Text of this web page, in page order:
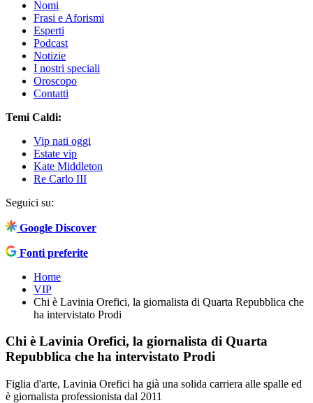
Nomi
Frasi e Aforismi
Esperti
Podcast
Notizie
I nostri speciali
Oroscopo
Contatti
Temi Caldi:
Vip nati oggi
Estate vip
Kate Middleton
Re Carlo III
Seguici su:
Google Discover
Fonti preferite
Home
VIP
Chi è Lavinia Orefici, la giornalista di Quarta Repubblica che
ha intervistato Prodi
Chi è Lavinia Orefici, la giornalista di Quarta
Repubblica che ha intervistato Prodi
Figlia d'arte, Lavinia Orefici ha già una solida carriera alle spalle ed
è giornalista professionista dal 2011